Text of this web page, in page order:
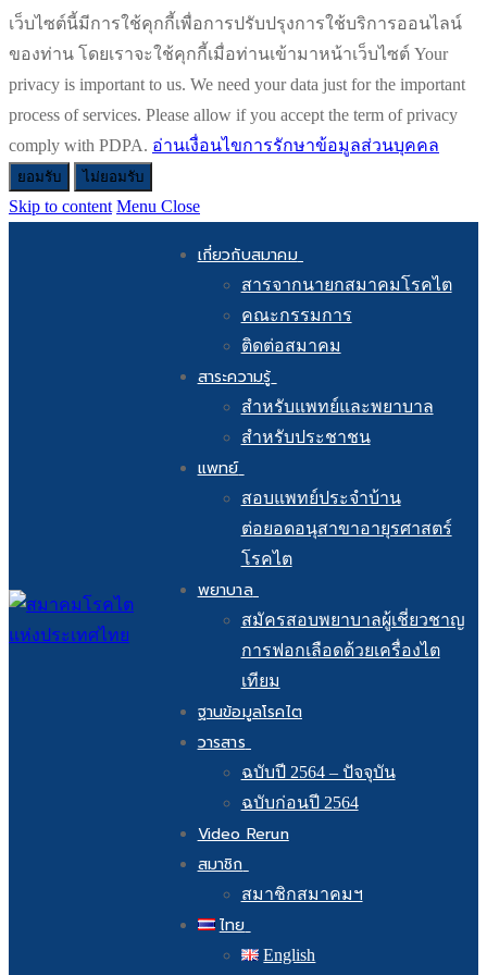
เว็บไซต์นี้มีการใช้คุกกี้เพื่อการปรับปรุงการใช้บริการออนไลน์
ของท่าน โดยเราจะใช้คุกกี้เมื่อท่านเข้ามาหน้าเว็บไซต์ Your
privacy is important to us. We need your data just for the important
process of services. Please allow if you accept the term of privacy
comply with PDPA. อ่านเงื่อนไขการรักษาข้อมูลส่วนบุคคล
ยอมรับ ไม่ยอมรับ
Skip to content Menu Close
เกี่ยวกับสมาคม
สารจากนายกสมาคมโรคไต
คณะกรรมการ
ติดต่อสมาคม
สาระความรู้
สำหรับแพทย์และพยาบาล
สำหรับประชาชน
แพทย์
สอบแพทย์ประจำบ้าน
ต่อยอดอนุสาขาอายุรศาสตร์
โรคไต
พยาบาล
สมัครสอบพยาบาลผู้เชี่ยวชาญ
การฟอกเลือดด้วยเครื่องไต
เทียม
ฐานข้อมูลโรคไต
วารสาร
ฉบับปี 2564 – ปัจจุบัน
ฉบับก่อนปี 2564
Video Rerun
สมาชิก
สมาชิกสมาคมฯ
ไทย
English